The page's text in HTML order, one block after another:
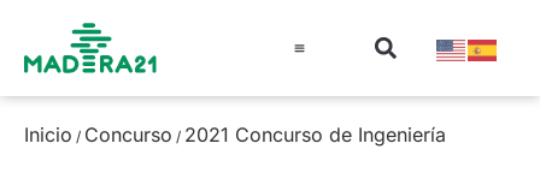
Inicio / Concurso / 2021 Concurso de Ingeniería